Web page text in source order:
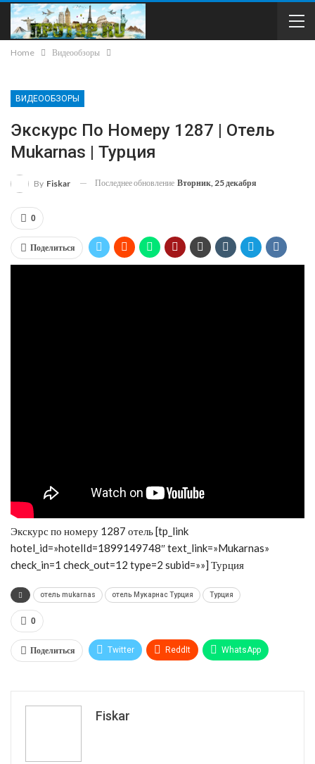
Home Видеообзоры
ВИДЕООБЗОРЫ
Экскурс По Номеру 1287 | Отель
Mukarnas | Турция
By Fiskar Последнее обновление Вторник, 25 декабря
0
Поделиться
Экскурс по номеру 1287 отель [tp_link
hotel_id=»hotelId=1899149748″ text_link=»Mukarnas»
check_in=1 check_out=12 type=2 subid=»»] Турция
отель mukarnas отель Мукарнас Турция Турция
0
Поделиться Twitter ReddIt WhatsApp
Fiskar